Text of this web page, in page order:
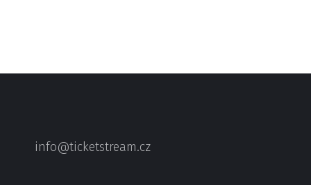
info@ticketstream.cz